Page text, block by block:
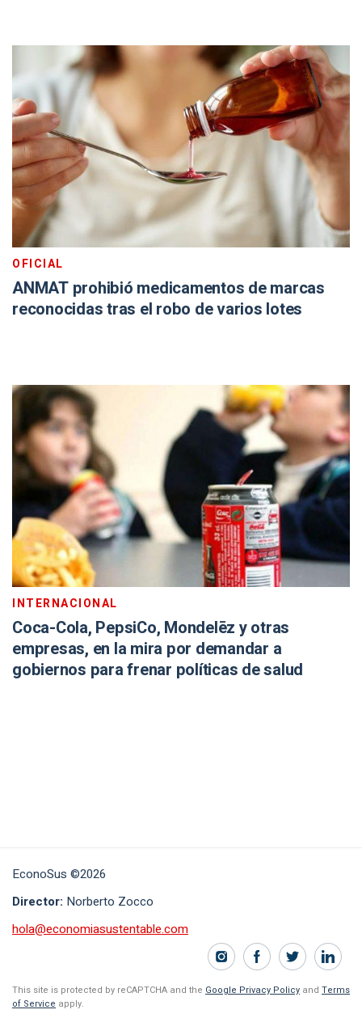
OFICIAL
ANMAT prohibió medicamentos de marcas
reconocidas tras el robo de varios lotes
INTERNACIONAL
Coca-Cola, PepsiCo, Mondelēz y otras
empresas, en la mira por demandar a
gobiernos para frenar políticas de salud
EconoSus ©2026
Director: Norberto Zocco
hola@economiasustentable.com
This site is protected by reCAPTCHA and the Google Privacy Policy and Terms
of Service apply.